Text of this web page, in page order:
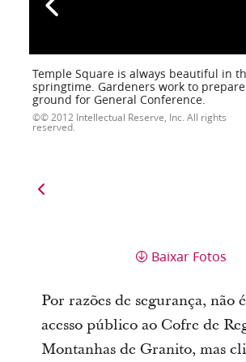
Temple Square is always beautiful in
springtime. Gardeners work to
ground for General Conference.
© 2012 Intellectual Reserve, Inc. All rights
reserved.
Baixar Fotos
Por razões de segurança, não
acesso público ao Cofre de
Montanhas de Granito, mas